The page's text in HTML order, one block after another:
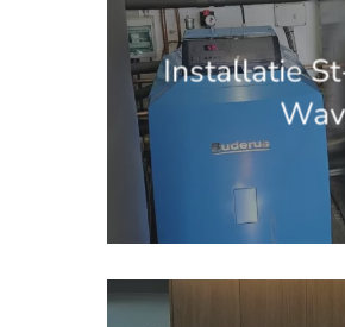
Installatie
'.get_the_title().'